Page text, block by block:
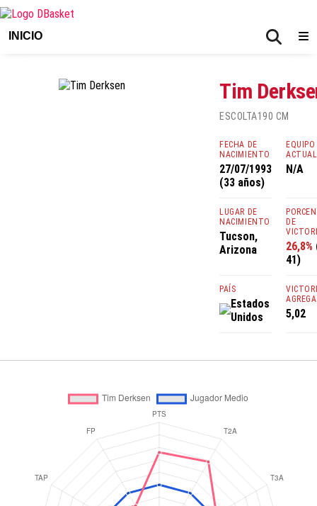
INICIO
Tim
ESCOLTA190 CM
FECHA DE
NACIMIENTO
27/07/1993
(33 años)
LUGAR DE
NACIMIENTO
Tucson,
Arizona
PAÍS
Estados
Unidos
EQUIPO
ACTUAL
N/A
DE
26,8%
41)
5,02